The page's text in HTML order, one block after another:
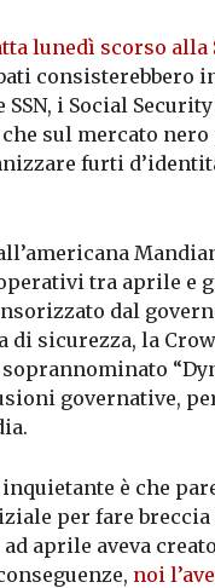
lunedì scorso alla
consisterebbero
i Social
sul mercato nero
furti
tra aprile e
dal
di sicurezza, la
governative,
è che
per fare
aprile aveva
noi